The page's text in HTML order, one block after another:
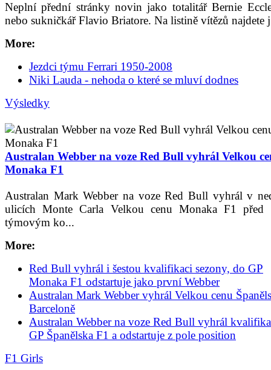
Neplní přední stránky novin jako totalitář Bernie
nebo sukničkář Flavio Briatore. Na listině vítězů najdete
More:
Jezdci týmu Ferrari 1950-2008
Niki Lauda - nehoda o které se mluví dodnes
Výsledky
Australan Webber na voze Red Bull vyhrál Velkou
Monaka F1
Australan Mark Webber na voze Red Bull vyhrál v
ulicích Monte Carla Velkou cenu Monaka F1 před
týmovým ko...
More:
Red Bull vyhrál i šestou kvalifikaci sezony, do GP
Monaka F1 odstartuje jako první Webber
Australan Mark Webber vyhrál Velkou cenu
Barceloně
Australan Webber na voze Red Bull vyhrál
GP Španělska F1 a odstartuje z pole position
F1 Girls